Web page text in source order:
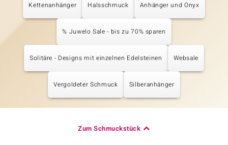
Kettenanhänger Halsschmuck Anhänger und Onyx
% Juwelo Sale - bis zu 70% sparen
Solitäre - Designs mit einzelnen Edelsteinen Websale
Vergoldeter Schmuck Silberanhänger
Zum Schmuckstück